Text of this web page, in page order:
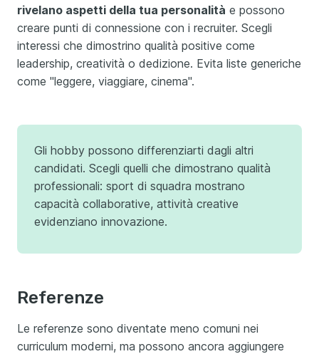
rivelano aspetti della tua personalità e possono
creare punti di connessione con i recruiter. Scegli
interessi che dimostrino qualità positive come
leadership, creatività o dedizione. Evita liste generiche
come "leggere, viaggiare, cinema".
Gli hobby possono differenziarti dagli altri
candidati. Scegli quelli che dimostrano qualità
professionali: sport di squadra mostrano
capacità collaborative, attività creative
evidenziano innovazione.
Referenze
Le referenze sono diventate meno comuni nei
curriculum moderni, ma possono ancora aggiungere